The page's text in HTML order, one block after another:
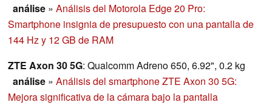
análise » Análisis del Motorola Edge 20 Pro:
Smartphone insignia de presupuesto con una pantalla de
144 Hz y 12 GB de RAM
ZTE Axon 30 5G: Qualcomm Adreno 650, 6.92", 0.2 kg
análise » Análisis del smartphone ZTE Axon 30 5G:
Mejora significativa de la cámara bajo la pantalla